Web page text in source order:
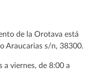
de la Orotava está
Araucarias s/n, 38300.
a viernes, de 8:00 a